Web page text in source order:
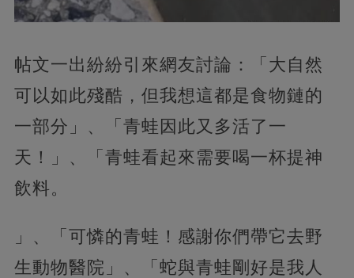
帖文一出紛紛引來網友討論：「大自然
可以如此殘酷，但我想這都是食物鏈的
一部分」、「青蛙因此又多活了一
天！」、「青蛙看起來需要喝一杯提神
飲料。
」、「可憐的青蛙！感謝你們帶它去野
生動物醫院」、「蛇與青蛙剛好是我人